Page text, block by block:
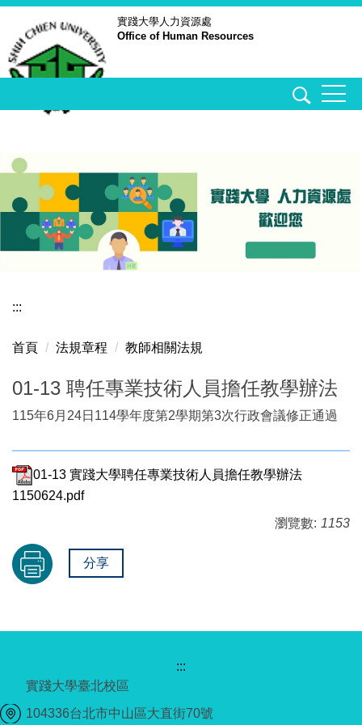
到
主
要
實踐大學人力資源處
Office of Human Resources
:::
首頁 法規章程 教師相關法規
01-13 聘任專業技術人員擔任教學辦法
115年6月24日114學年度第2學期第3次行政會議修正通過
01-13 實踐大學聘任專業技術人員擔任教學辦法
1150624.pdf
瀏覽數: 1153
分享
:::
實踐大學臺北校區
104336台北市中山區大直街70號